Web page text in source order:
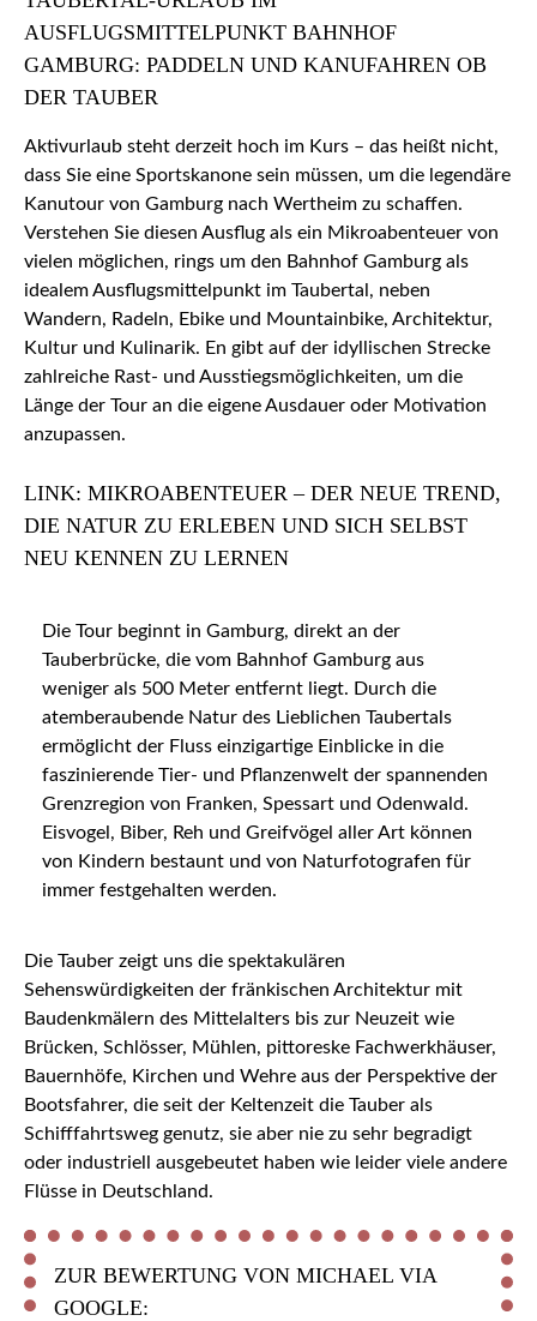
AUSFLUGSMITTELPUNKT BAHNHOF
GAMBURG: PADDELN UND KANUFAHREN OB
DER TAUBER
Aktivurlaub steht derzeit hoch im Kurs – das heißt nicht,
dass Sie eine Sportskanone sein müssen, um die legendäre
Kanutour von Gamburg nach Wertheim zu schaffen.
Verstehen Sie diesen Ausflug als ein Mikroabenteuer von
vielen möglichen, rings um den Bahnhof Gamburg als
idealem Ausflugsmittelpunkt im Taubertal, neben
Wandern, Radeln, Ebike und Mountainbike, Architektur,
Kultur und Kulinarik. En gibt auf der idyllischen Strecke
zahlreiche Rast- und Ausstiegsmöglichkeiten, um die
Länge der Tour an die eigene Ausdauer oder Motivation
anzupassen.
LINK: MIKROABENTEUER – DER NEUE TREND,
DIE NATUR ZU ERLEBEN UND SICH SELBST
NEU KENNEN ZU LERNEN
Die Tour beginnt in Gamburg, direkt an der
Tauberbrücke, die vom Bahnhof Gamburg aus
weniger als 500 Meter entfernt liegt. Durch die
atemberaubende Natur des Lieblichen Taubertals
ermöglicht der Fluss einzigartige Einblicke in die
faszinierende Tier- und Pflanzenwelt der spannenden
Grenzregion von Franken, Spessart und Odenwald.
Eisvogel, Biber, Reh und Greifvögel aller Art können
von Kindern bestaunt und von Naturfotografen für
immer festgehalten werden.
Die Tauber zeigt uns die spektakulären
Sehenswürdigkeiten der fränkischen Architektur mit
Baudenkmälern des Mittelalters bis zur Neuzeit wie
Brücken, Schlösser, Mühlen, pittoreske Fachwerkhäuser,
Bauernhöfe, Kirchen und Wehre aus der Perspektive der
Bootsfahrer, die seit der Keltenzeit die Tauber als
Schifffahrtsweg genutz, sie aber nie zu sehr begradigt
oder industriell ausgebeutet haben wie leider viele andere
Flüsse in Deutschland.
ZUR BEWERTUNG VON MICHAEL VIA
GOOGLE: